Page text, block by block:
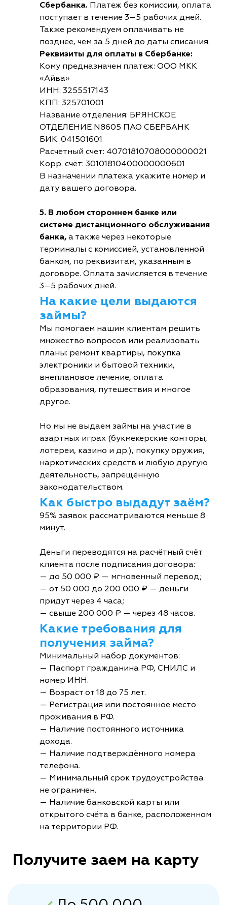
Сбербанка. Платеж без комиссии, оплата
поступает в течение 3–5 рабочих дней.
Также рекомендуем оплачивать не
позднее, чем за 5 дней до даты списания.
Реквизиты для оплаты в Сбербанке:
Кому предназначен платеж: ООО МКК
«Айва»
ИНН: 3255517143
КПП: 325701001
Название отделения: БРЯНСКОЕ
ОТДЕЛЕНИЕ N8605 ПАО СБЕРБАНК
БИК: 041501601
Расчетный счет: 40701810708000000021
Корр. счёт: 30101810400000000601
В назначении платежа укажите номер и
дату вашего договора.
5. В любом стороннем банке или
системе дистанционного обслуживания
банка, а также через некоторые
терминалы с комиссией, установленной
банком, по реквизитам, указанным в
договоре. Оплата зачисляется в течение
3–5 рабочих дней.
На какие цели выдаются
займы?
Мы помогаем нашим клиентам решить
множество вопросов или реализовать
планы: ремонт квартиры, покупка
электроники и бытовой техники,
внеплановое лечение, оплата
образования, путешествия и многое
другое.
Но мы не выдаем займы на участие в
азартных играх (букмекерские конторы,
лотереи, казино и др.), покупку оружия,
наркотических средств и любую другую
деятельность, запрещённую
законодательством.
Как быстро выдадут заём?
95% заявок рассматриваются меньше 8
минут.
Деньги переводятся на расчётный счёт
клиента после подписания договора:
— до 50 000 ₽ — мгновенный перевод;
— от 50 000 до 200 000 ₽ — деньги
придут через 4 часа;
— свыше 200 000 ₽ — через 48 часов.
Какие требования для
получения займа?
Минимальный набор документов:
— Паспорт гражданина РФ, СНИЛС и
номер ИНН.
— Возраст от 18 до 75 лет.
— Регистрация или постоянное место
проживания в РФ.
— Наличие постоянного источника
дохода.
— Наличие подтверждённого номера
телефона.
— Минимальный срок трудоустройства
не ограничен.
— Наличие банковской карты или
открытого счёта в банке, расположенном
на территории РФ.
Получите заем на карту